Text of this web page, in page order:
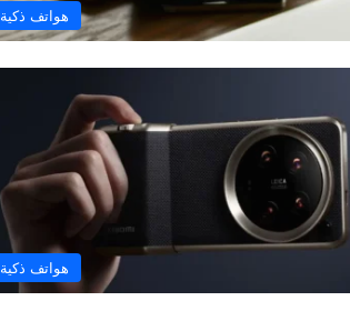
هواتف ذكية
هواتف ذكية